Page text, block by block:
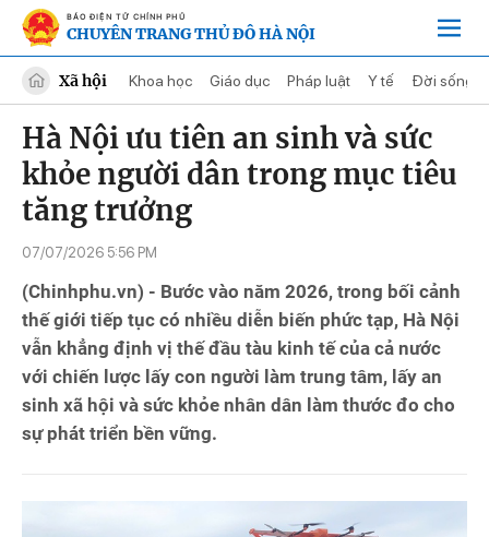
BÁO ĐIỆN TỬ CHÍNH PHỦ
CHUYÊN TRANG THỦ ĐÔ HÀ NỘI
Xã hội Khoa học Giáo dục Pháp luật Y tế Đời sống
Hà Nội ưu tiên an sinh và sức
khỏe người dân trong mục tiêu
tăng trưởng
07/07/2026 5:56 PM
(Chinhphu.vn) - Bước vào năm 2026, trong bối cảnh
thế giới tiếp tục có nhiều diễn biến phức tạp, Hà Nội
vẫn khẳng định vị thế đầu tàu kinh tế của cả nước
với chiến lược lấy con người làm trung tâm, lấy an
sinh xã hội và sức khỏe nhân dân làm thước đo cho
sự phát triển bền vững.